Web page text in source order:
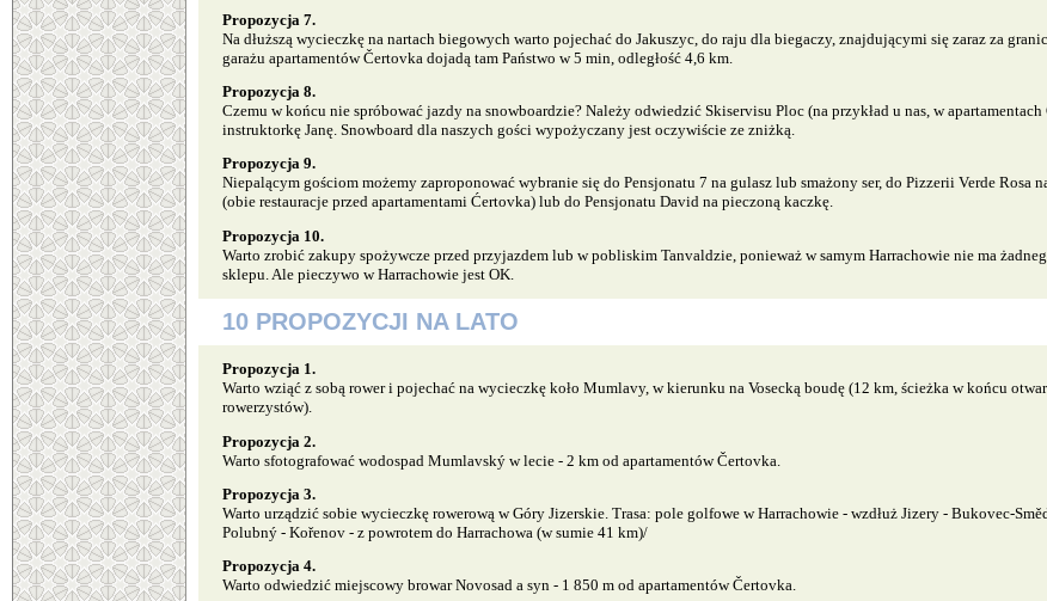
Propozycja 7.
Na dłuższą wycieczkę na nartach biegowych warto pojechać do Jakuszyc, do raju dla biegaczy, znajdującymi się zaraz za
garażu apartamentów Čertovka dojadą tam Państwo w 5 min, odległość 4,6 km.
Propozycja 8.
Czemu w końcu nie spróbować jazdy na snowboardzie? Należy odwiedzić Skiservisu Ploc (na przykład u nas, w
instruktorkę Janę. Snowboard dla naszych gości wypożyczany jest oczywiście ze zniżką.
Propozycja 9.
Niepalącym gościom możemy zaproponować wybranie się do Pensjonatu 7 na gulasz lub smażony ser, do Pizzerii Verde Rosa
(obie restauracje przed apartamentami Ćertovka) lub do Pensjonatu David na pieczoną kaczkę.
Propozycja 10.
Warto zrobić zakupy spożywcze przed przyjazdem lub w pobliskim Tanvaldzie, ponieważ w samym Harrachowie nie ma
sklepu. Ale pieczywo w Harrachowie jest OK.
10 PROPOZYCJI NA LATO
Propozycja 1.
Warto wziąć z sobą rower i pojechać na wycieczkę koło Mumlavy, w kierunku na Vosecką boudę (12 km, ścieżka w końcu
rowerzystów).
Propozycja 2.
Warto sfotografować wodospad Mumlavský w lecie - 2 km od apartamentów Čertovka.
Propozycja 3.
Warto urządzić sobie wycieczkę rowerową w Góry Jizerskie. Trasa: pole golfowe w Harrachowie - wzdłuż Jizery - Bukovec-
Polubný - Kořenov - z powrotem do Harrachowa (w sumie 41 km)/
Propozycja 4.
Warto odwiedzić miejscowy browar Novosad a syn - 1 850 m od apartamentów Čertovka.